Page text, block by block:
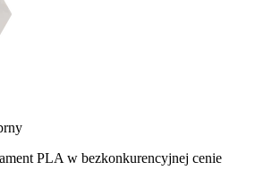
PLA w bezkonkurencyjnej cenie